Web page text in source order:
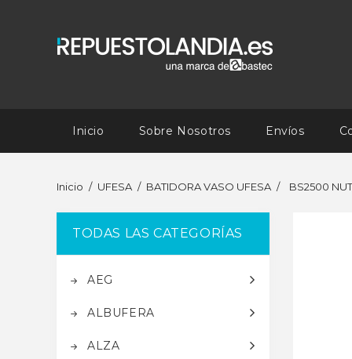
Inicio Sobre Nosotros Envíos
Inicio UFESA BATIDORA VASO UFESA BS2500
TODAS LAS CATEGORÍAS
AEG
ALBUFERA
ALZA